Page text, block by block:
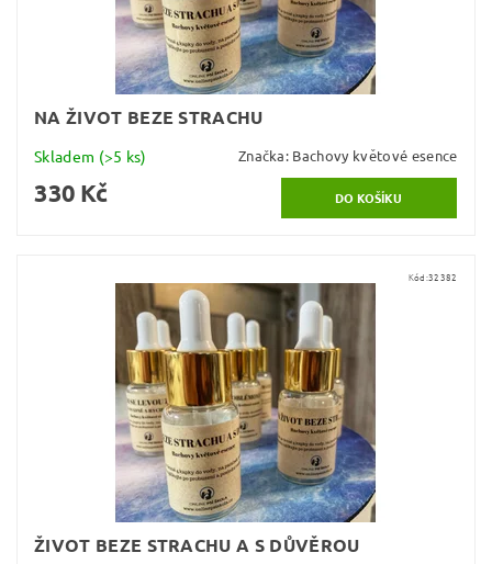
NA ŽIVOT BEZE STRACHU
Skladem (>5 ks) Značka: Bachovy květové esence
330 Kč
Kód:32382
ŽIVOT BEZE STRACHU A S DŮVĚROU